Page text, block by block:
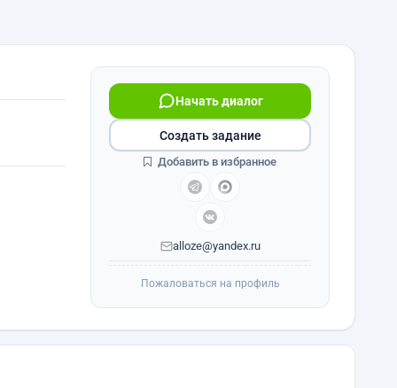
Начать диалог
alloze@yandex.ru
Создать задание
Добавить в избранное
Пожаловаться на профиль